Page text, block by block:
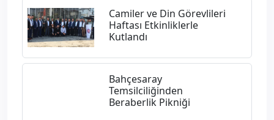
Camiler ve Din Görevlileri
Haftası Etkinliklerle
Kutlandı
Bahçesaray
Temsilciliğinden
Beraberlik Pikniği